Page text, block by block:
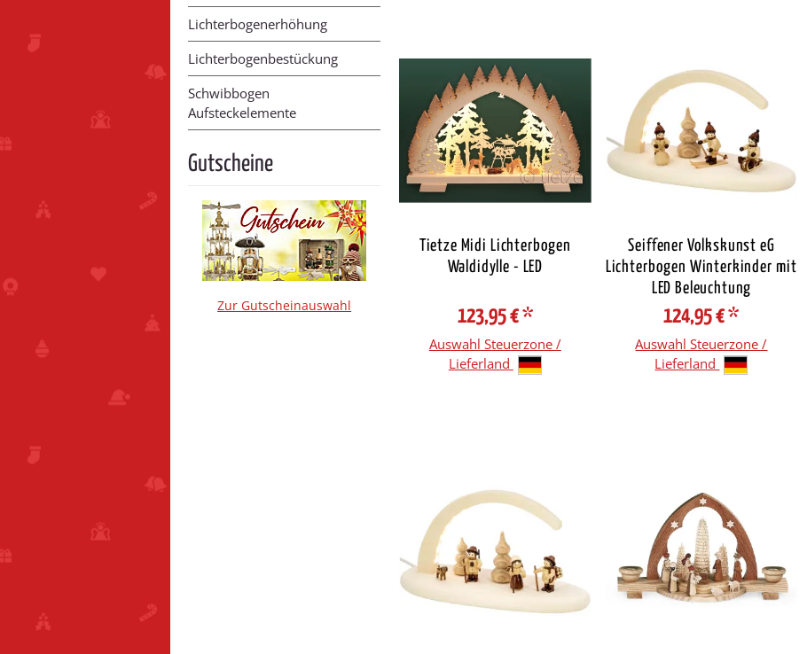
Tietze Midi Lichterbogen
Waldidylle - LED
123,95 €*
Auswahl Steuerzone /
Lieferland
Seiffener Volkskunst eG
Lichterbogen Winterkinder mit
LED Beleuchtung
124,95 €*
Auswahl Steuerzone /
Lieferland
Lichterbogenerhöhung
Lichterbogenbestückung
Schwibbogen
Aufsteckelemente
Gutscheine
Zur Gutscheinauswahl